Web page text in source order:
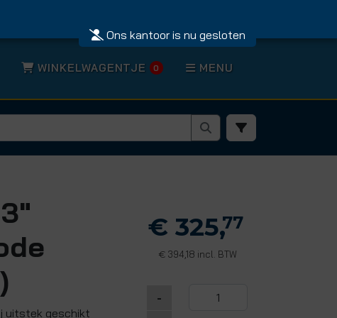
Ons kantoor is nu gesloten
WINKELWAGENTJE 0 MENU
uitstek geschikt
€ 325,77
€394,18 incl. BTW
-